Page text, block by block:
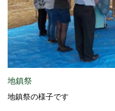
地鎮祭
地鎮祭の様子です